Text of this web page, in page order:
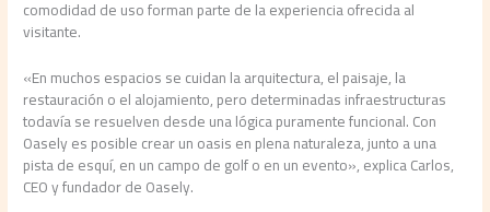
comodidad de uso forman parte de la experiencia ofrecida al
visitante.
«En muchos espacios se cuidan la arquitectura, el paisaje, la
restauración o el alojamiento, pero determinadas infraestructuras
todavía se resuelven desde una lógica puramente funcional. Con
Oasely es posible crear un oasis en plena naturaleza, junto a una
pista de esquí, en un campo de golf o en un evento», explica Carlos,
CEO y fundador de Oasely.